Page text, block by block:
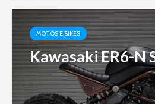
MOTOS E BIKES
Kawasaki ER6-N